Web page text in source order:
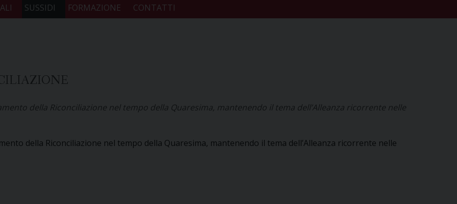
SUSSIDI FORMAZIONE CONTATTI
della Riconciliazione nel tempo della Quaresima, mantenendo il tema dell’Alleanza ricorrente nelle
della Riconciliazione nel tempo della Quaresima, mantenendo il tema dell’Alleanza ricorrente nelle